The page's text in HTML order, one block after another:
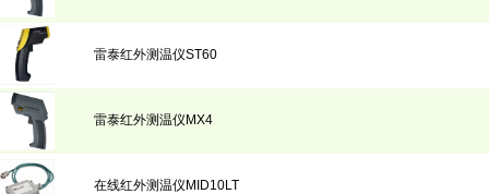
雷泰红外测温仪ST60
雷泰红外测温仪MX4
在线红外测温仪MID10LT